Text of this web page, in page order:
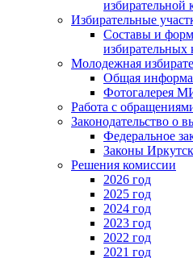
избирательной
Избирательные
Составы и
избирательных
Молодежная
Общая
Фотогалерея
Работа с
Законодательство о
Федеральное
Законы
Решения комиссии
2026 год
2025 год
2024 год
2023 год
2022 год
2021 год